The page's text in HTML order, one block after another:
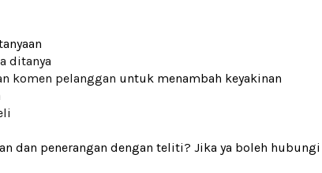
ditanya
komen pelanggan untuk menambah keyakinan
dan penerangan dengan teliti? Jika ya boleh